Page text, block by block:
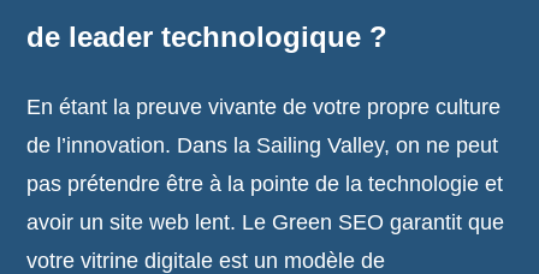
de leader technologique ?
En étant la preuve vivante de votre propre culture
de l’innovation. Dans la Sailing Valley, on ne peut
pas prétendre être à la pointe de la technologie et
avoir un site web lent. Le Green SEO garantit que
votre vitrine digitale est un modèle de